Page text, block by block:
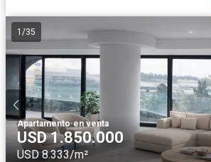
1 /35
Apartamento·en venta
USD 1.850.000
USD 8.333/m²